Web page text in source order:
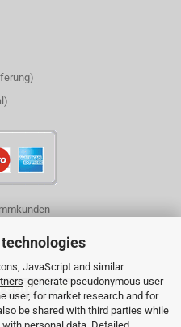
JavaScript and similar
generate pseudonymous user
user, for market research and for
be shared with third parties while
Finanzierungsbedarf eingeben)